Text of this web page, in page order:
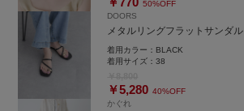
50%OFF
DOORS
メタルリングフラットサンダル
着用カラー： BLACK
着用サイズ：38
￥5,280 40%OFF
かぐれ